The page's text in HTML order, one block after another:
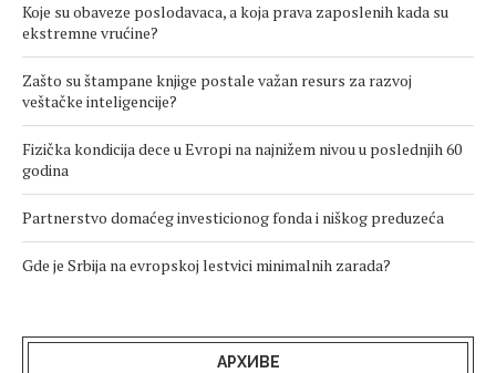
Koje su obaveze poslodavaca, a koja prava zaposlenih kada su
ekstremne vrućine?
Zašto su štampane knjige postale važan resurs za razvoj
veštačke inteligencije?
Fizička kondicija dece u Evropi na najnižem nivou u poslednjih 60
godina
Partnerstvo domaćeg investicionog fonda i niškog preduzeća
Gde je Srbija na evropskoj lestvici minimalnih zarada?
АРХИВЕ